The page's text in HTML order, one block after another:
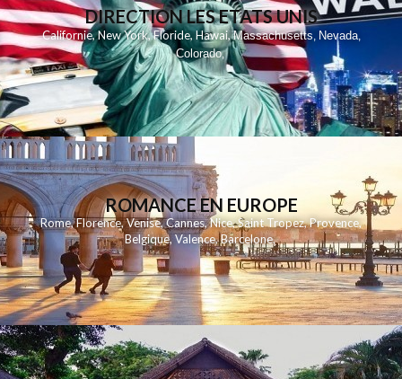
DIRECTION LES ETATS UNIS
Californie,New York,Floride,Hawai,Massachusetts, Nevada,
Colorado,
ROMANCE EN EUROPE
Rome,Florence,Venise,Cannes,Nice,Saint Tropez,Provence,
Belgique,Valence,Barcelone,